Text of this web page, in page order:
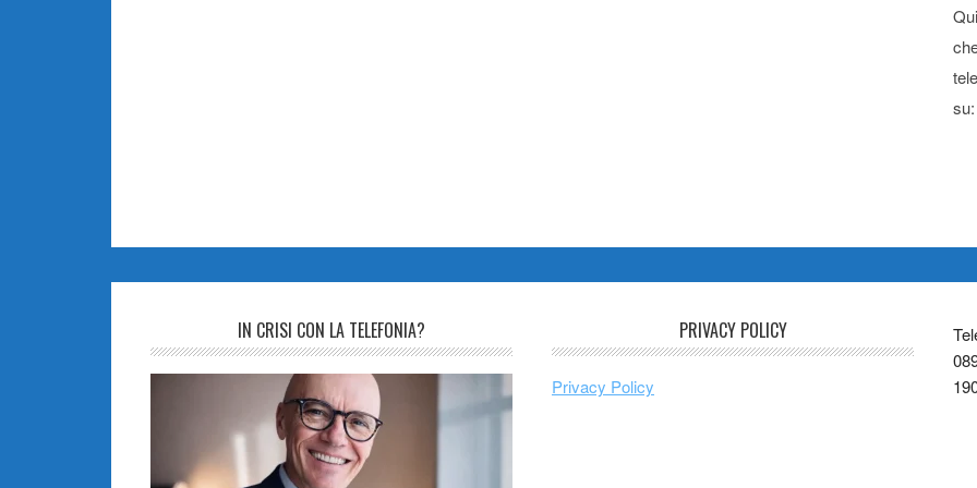
su:
IN CRISI CON LA TELEFONIA? PRIVACY POLICY
Privacy Policy